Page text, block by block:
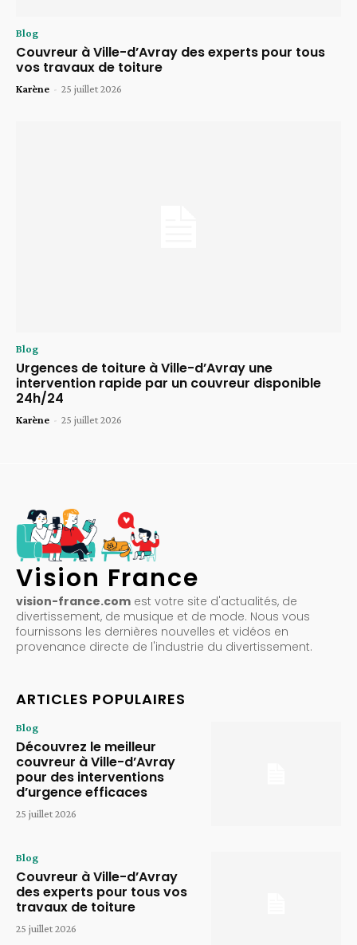
Blog
Couvreur à Ville-d’Avray des experts pour tous
vos travaux de toiture
Karène - 25 juillet 2026
Blog
Urgences de toiture à Ville-d’Avray une
intervention rapide par un couvreur disponible
24h/24
Karène - 25 juillet 2026
Vision France
vision-france.com est votre site d'actualités, de
divertissement, de musique et de mode. Nous vous
fournissons les dernières nouvelles et vidéos en
provenance directe de l'industrie du divertissement.
ARTICLES POPULAIRES
Blog
Découvrez le meilleur
couvreur à Ville-d’Avray
pour des interventions
d’urgence efficaces
25 juillet 2026
Blog
Couvreur à Ville-d’Avray
des experts pour tous vos
travaux de toiture
25 juillet 2026